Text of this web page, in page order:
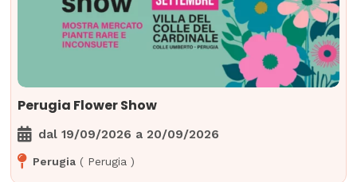
Perugia Flower Show
dal19/09/2026 a 20/09/2026
Perugia ( Perugia )